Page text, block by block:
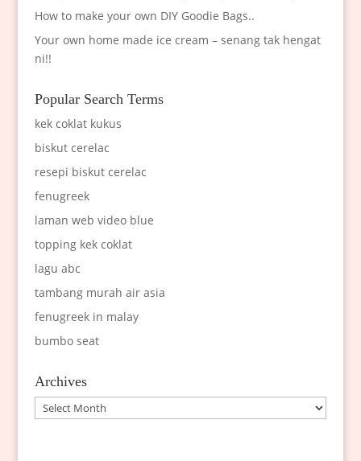
How to make your own DIY Goodie Bags..
Your own home made ice cream – senang tak hengat
ni!!
Popular Search Terms
kek coklat kukus
biskut cerelac
resepi biskut cerelac
fenugreek
laman web video blue
topping kek coklat
lagu abc
tambang murah air asia
fenugreek in malay
bumbo seat
Archives
Archives